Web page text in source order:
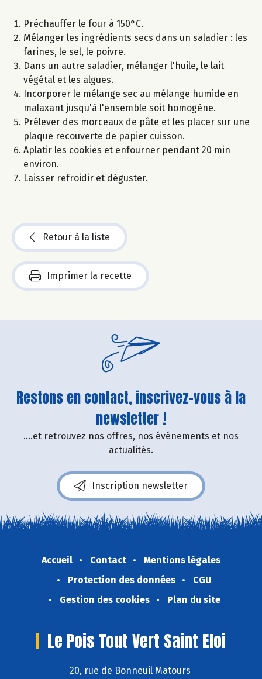
Préchauffer le four à 150°C.
Mélanger les ingrédients secs dans un saladier : les
farines, le sel, le poivre.
Dans un autre saladier, mélanger l'huile, le lait
végétal et les algues.
Incorporer le mélange sec au mélange humide en
malaxant jusqu'à l'ensemble soit homogène.
Prélever des morceaux de pâte et les placer sur une
plaque recouverte de papier cuisson.
Aplatir les cookies et enfourner pendant 20 min
environ.
Laisser refroidir et déguster.
Retour à la liste
Imprimer la recette
Restons en contact, inscrivez-vous à la
newsletter !
....et retrouvez nos offres, nos événements et nos
actualités.
Inscription newsletter
Accueil Contact
Mentions légales
Protection des données
CGU
Gestion des cookies
Plan du site
Le Pois Tout Vert Saint Eloi
20, rue de Bonneuil Matours